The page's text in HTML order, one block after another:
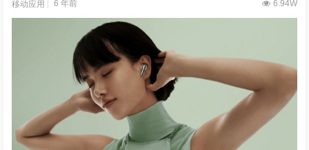
移动应用 6 年前 6.94W